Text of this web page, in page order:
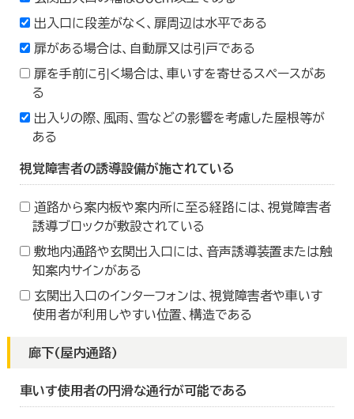
出入口に段差がなく、扉周辺は水平である
扉がある場合は、自動扉又は引戸である
扉を手前に引く場合は、車いすを寄せるスペースがあ
る
出入りの際、風雨、雪などの影響を考慮した屋根等が
ある
視覚障害者の誘導設備が施されている
道路から案内板や案内所に至る経路には、視覚障害者
誘導ブロックが敷設されている
敷地内通路や玄関出入口には、音声誘導装置または触
知案内サインがある
玄関出入口のインターフォンは、視覚障害者や車いす
使用者が利用しやすい位置、構造である
廊下(屋内通路)
車いす使用者の円滑な通行が可能である